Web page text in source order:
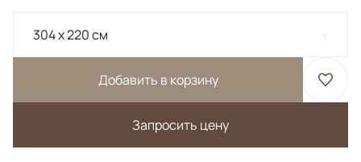
304 x 220 см
Добавить в корзину
Запросить цену